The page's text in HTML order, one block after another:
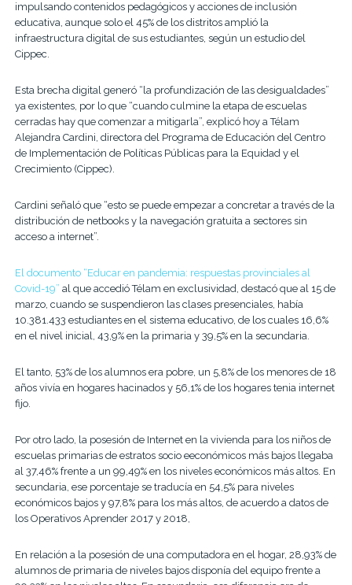
impulsando contenidos pedagógicos y acciones de inclusión
educativa, aunque solo el 45% de los distritos amplió la
infraestructura digital de sus estudiantes, según un estudio del
Cippec.
Esta brecha digital generó “la profundización de las desigualdades”
ya existentes, por lo que “cuando culmine la etapa de escuelas
cerradas hay que comenzar a mitigarla”, explicó hoy a Télam
Alejandra Cardini, directora del Programa de Educación del Centro
de Implementación de Políticas Públicas para la Equidad y el
Crecimiento (Cippec).
Cardini señaló que “esto se puede empezar a concretar a través de la
distribución de netbooks y la navegación gratuita a sectores sin
acceso a internet”.
El documento “Educar en pandemia: respuestas provinciales al
Covid-19” al que accedió Télam en exclusividad, destacó que al 15 de
marzo, cuando se suspendieron las clases presenciales, había
10.381.433 estudiantes en el sistema educativo, de los cuales 16,6%
en el nivel inicial, 43,9% en la primaria y 39,5% en la secundaria.
El tanto, 53% de los alumnos era pobre, un 5,8% de los menores de 18
años vivía en hogares hacinados y 56,1% de los hogares tenia internet
fijo.
Por otro lado, la posesión de Internet en la vivienda para los niños de
escuelas primarias de estratos socio eeconómicos más bajos llegaba
al 37,46% frente a un 99,49% en los niveles económicos más altos. En
secundaria, ese porcentaje se traducía en 54,5% para niveles
económicos bajos y 97,8% para los más altos, de acuerdo a datos de
los Operativos Aprender 2017 y 2018,
En relación a la posesión de una computadora en el hogar, 28,93% de
alumnos de primaria de niveles bajos disponía del equipo frente a